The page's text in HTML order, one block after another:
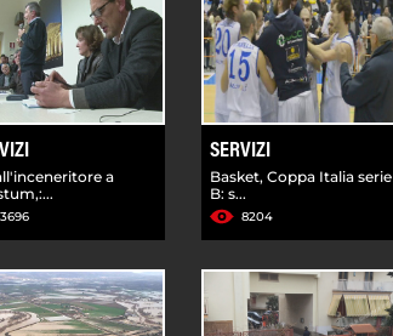
a
3696
SERVIZI
Basket, Coppa Italia serie
B: s...
8204